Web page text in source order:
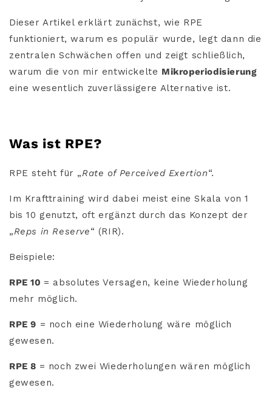
Dieser Artikel erklärt zunächst, wie RPE
funktioniert, warum es populär wurde, legt dann die
zentralen Schwächen offen und zeigt schließlich,
warum die von mir entwickelte Mikroperiodisierung
eine wesentlich zuverlässigere Alternative ist.
Was ist RPE?
RPE steht für „Rate of Perceived Exertion“.
Im Krafttraining wird dabei meist eine Skala von 1
bis 10 genutzt, oft ergänzt durch das Konzept der
„Reps in Reserve“ (RIR).
Beispiele:
RPE 10 = absolutes Versagen, keine Wiederholung
mehr möglich.
RPE 9 = noch eine Wiederholung wäre möglich
gewesen.
RPE 8 = noch zwei Wiederholungen wären möglich
gewesen.